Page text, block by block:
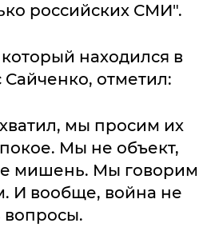
российских СМИ".
находился в
Сайченко, отметил:
мы просим их
Мы не объект,
мишень. Мы говорим
И вообще, война не
вопросы.